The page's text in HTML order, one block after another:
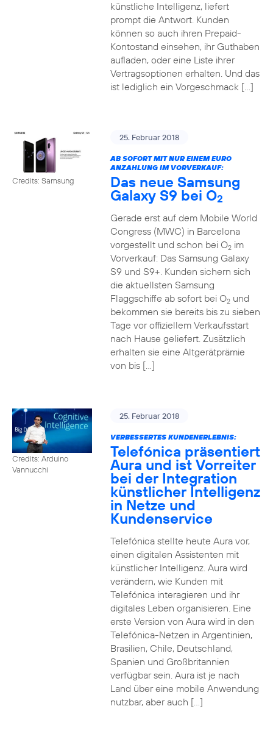
künstliche Intelligenz, liefert
prompt die Antwort. Kunden
können so auch ihren Prepaid-
Kontostand einsehen, ihr Guthaben
aufladen, oder eine Liste ihrer
Vertragsoptionen erhalten. Und das
ist lediglich ein Vorgeschmack […]
Credits: Samsung
25. Februar 2018
AB SOFORT MIT NUR EINEM EURO
ANZAHLUNG IM VORVERKAUF:
Das neue Samsung
Galaxy S9 bei O2
Gerade erst auf dem Mobile World
Congress (MWC) in Barcelona
vorgestellt und schon bei O2im
Vorverkauf: Das Samsung Galaxy
S9 und S9+. Kunden sichern sich
die aktuellsten Samsung
Flaggschiffe ab sofort bei O2und
bekommen sie bereits bis zu sieben
Tage vor offiziellem Verkaufsstart
nach Hause geliefert. Zusätzlich
erhalten sie eine Altgerätprämie
von bis […]
Credits: Arduino
Vannucchi
25. Februar 2018
VERBESSERTES KUNDENERLEBNIS:
Telefónica präsentiert
Aura und ist Vorreiter
bei der Integration
künstlicher Intelligenz
in Netze und
Kundenservice
Telefónica stellte heute Aura vor,
einen digitalen Assistenten mit
künstlicher Intelligenz. Aura wird
verändern, wie Kunden mit
Telefónica interagieren und ihr
digitales Leben organisieren. Eine
erste Version von Aura wird in den
Telefónica-Netzen in Argentinien,
Brasilien, Chile, Deutschland,
Spanien und Großbritannien
verfügbar sein. Aura ist je nach
Land über eine mobile Anwendung
nutzbar, aber auch […]